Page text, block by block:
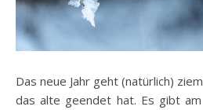
Das neue Jahr geht (natürlich)
das alte geendet hat. Es gibt am